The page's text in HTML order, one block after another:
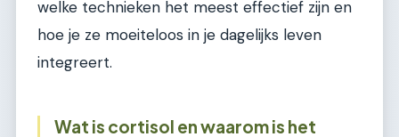
welke technieken het meest effectief zijn en
hoe je ze moeiteloos in je dagelijks leven
integreert.
Wat is cortisol en waarom is het